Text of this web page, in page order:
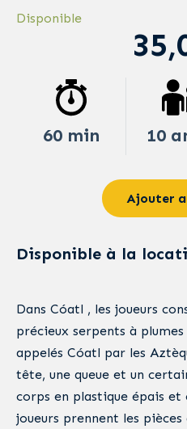
Disponible
60 min 10
Ajouter
Disponible à la
Dans Cóatl , les joueurs
précieux serpents à
appelés Cóatl par les
tête, une queue et un
corps en plastique épais
joueurs prennent les